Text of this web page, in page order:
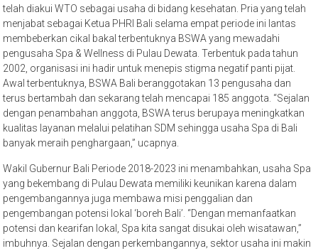
telah diakui WTO sebagai usaha di bidang kesehatan. Pria yang telah
menjabat sebagai Ketua PHRI Bali selama empat periode ini lantas
membeberkan cikal bakal terbentuknya BSWA yang mewadahi
pengusaha Spa & Wellness di Pulau Dewata. Terbentuk pada tahun
2002, organisasi ini hadir untuk menepis stigma negatif panti pijat.
Awal terbentuknya, BSWA Bali beranggotakan 13 pengusaha dan
terus bertambah dan sekarang telah mencapai 185 anggota. “Sejalan
dengan penambahan anggota, BSWA terus berupaya meningkatkan
kualitas layanan melalui pelatihan SDM sehingga usaha Spa di Bali
banyak meraih penghargaan,” ucapnya.
Wakil Gubernur Bali Periode 2018-2023 ini menambahkan, usaha Spa
yang bekembang di Pulau Dewata memiliki keunikan karena dalam
pengembangannya juga membawa misi penggalian dan
pengembangan potensi lokal ‘boreh Bali’. “Dengan memanfaatkan
potensi dan kearifan lokal, Spa kita sangat disukai oleh wisatawan,”
imbuhnya. Sejalan dengan perkembangannya, sektor usaha ini makin